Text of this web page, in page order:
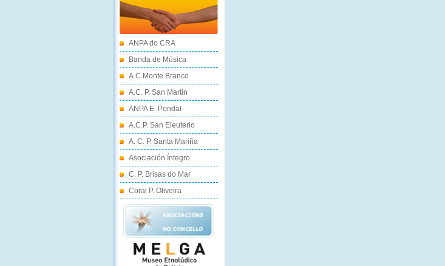
ANPA do CRA
Banda de Música
A.C Monte Branco
A.C. P. San Martín
ANPA E. Pondal
A.C.P. San Eleuterio
A. C. P. Santa Mariña
Asociación Íntegro
C. P. Brisas do Mar
Coral P. Oliveira